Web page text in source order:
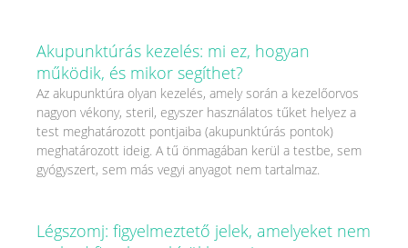
Akupunktúrás kezelés: mi ez, hogyan
működik, és mikor segíthet?
Az akupunktúra olyan kezelés, amely során a kezelőorvos
nagyon vékony, steril, egyszer használatos tűket helyez a
test meghatározott pontjaiba (akupunktúrás pontok)
meghatározott ideig. A tű önmagában kerül a testbe, sem
gyógyszert, sem más vegyi anyagot nem tartalmaz.
Légszomj: figyelmeztető jelek, amelyeket nem